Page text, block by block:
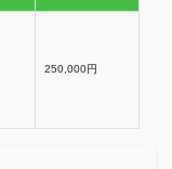
250,000円